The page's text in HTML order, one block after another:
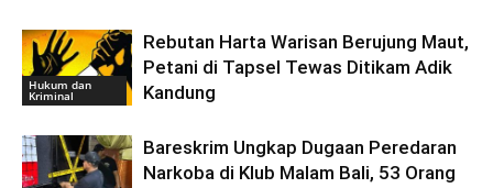
Hukum dan
Kriminal
Rebutan Harta Warisan Berujung Maut,
Petani di Tapsel Tewas Ditikam Adik
Kandung
Bareskrim Ungkap Dugaan Peredaran
Narkoba di Klub Malam Bali, 53 Orang